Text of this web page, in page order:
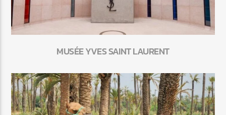
MUSÉE YVES SAINT LAURENT